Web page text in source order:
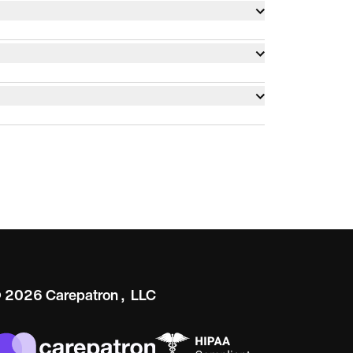
Carepatron, LLC